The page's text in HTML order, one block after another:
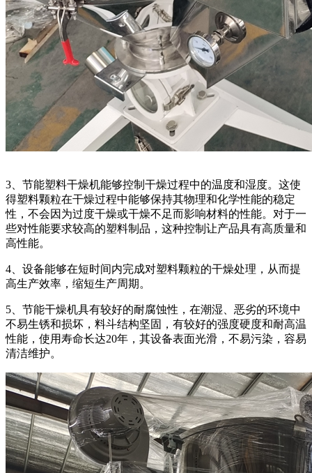
3、节能塑料干燥机能够控制干燥过程中的温度和湿度。这使
得塑料颗粒在干燥过程中能够保持其物理和化学性能的稳定
性，不会因为过度干燥或干燥不足而影响材料的性能。对于一
些对性能要求较高的塑料制品，这种控制让产品具有高质量和
高性能。
4、设备能够在短时间内完成对塑料颗粒的干燥处理，从而提
高生产效率，缩短生产周期。
5、节能干燥机具有较好的耐腐蚀性，在潮湿、恶劣的环境中
不易生锈和损坏，料斗结构坚固，有较好的强度硬度和耐高温
性能，使用寿命长达20年，其设备表面光滑，不易污染，容易
清洁维护。